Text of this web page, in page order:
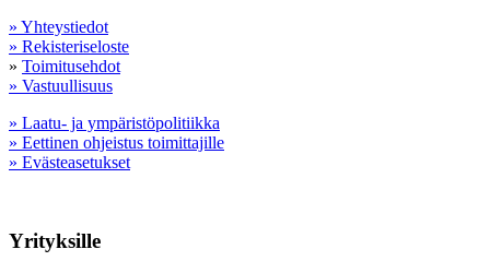
» Yhteystiedot
» Rekisteriseloste
» Toimitusehdot
» Vastuullisuus
» Laatu- ja ympäristöpolitiikka
» Eettinen ohjeistus toimittajille
» Evästeasetukset
Yrityksille